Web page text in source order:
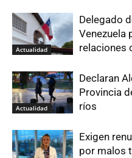
Actualidad
Delegado
Venezuela
relaciones
Actualidad
Declaran
Provincia
ríos
Exigen
por malos